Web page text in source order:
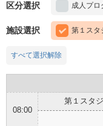
区分選択 成人プロ
施設選択 第１スタ
すべて選択解除
第１スタ
08:00